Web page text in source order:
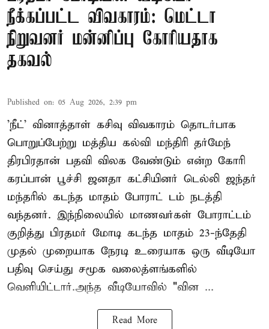
நீக்கப்பட்ட விவகாரம்: மெட்டா
நிறுவனர் மன்னிப்பு கோரியதாக
தகவல்
Published on: 05 Aug 2026, 2:39 pm
'நீட்' வினாத்தாள் கசிவு விவகாரம் தொடர்பாக
பொறுப்பேற்று மத்திய கல்வி மந்திரி தர்மேந்
திரபிரதான் பதவி விலக வேண்டும் என்ற கோரி
கரப்பான் பூச்சி ஜனதா கட்சியினர் டெல்லி ஜந்தர்
மந்தரில் கடந்த மாதம் போராட் டம் நடத்தி
வந்தனர். இந்நிலையில் மாணவர்கள் போராட்டம்
குறித்து பிரதமர் மோடி கடந்த மாதம் 23-ந்தேதி
முதல் முறையாக நேரடி உரையாக ஒரு வீடியோ
பதிவு செய்து சமூக வலைத்ளங்களில்
வெளியிட்டார்.அந்த வீடியோவில் "வின ...
Read More